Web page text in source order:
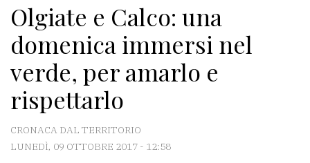
Associazioni
Meteo
CONTATTI
La
redazione
Olgiate e Calco: una
domenica immersi nel
verde, per amarlo e
rispettarlo
CRONACA DAL TERRITORIO
LUNEDÌ, 09 OTTOBRE 2017 - 12:58